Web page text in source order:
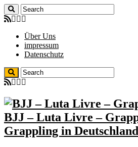
Über Uns
impressum
Datenschutz
BJJ – Luta Livre –
Grappling in Deutschland